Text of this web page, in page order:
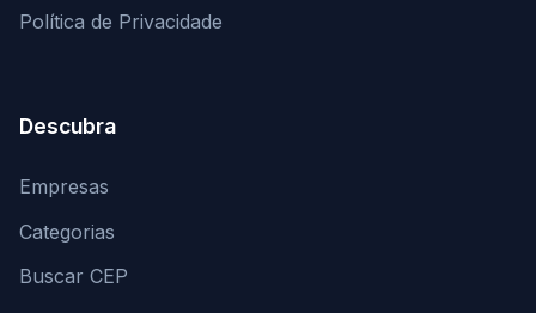
Política de Privacidade
Descubra
Empresas
Categorias
Buscar CEP